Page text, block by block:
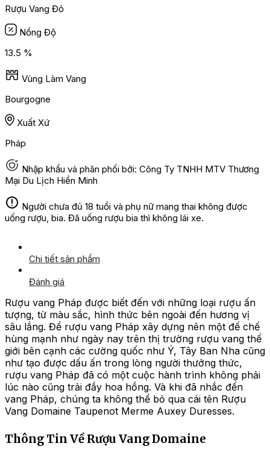
Rượu Vang Đỏ
Nồng Độ
13.5 %
Vùng Làm Vang
Bourgogne
Xuất Xứ
Pháp
Nhập khẩu và phân phối bởi: Công Ty TNHH MTV Thương
Mại Du Lịch Hiền Minh
Người chưa đủ 18 tuổi và phụ nữ mang thai không được
uống rượu, bia. Đã uống rượu bia thì không lái xe.
Chi tiết sản phẩm
Đánh giá
Rượu vang Pháp được biết đến với những loại rượu ấn
tượng, từ màu sắc, hình thức bên ngoài đến hương vị
sâu lắng. Để rượu vang Pháp xây dựng nên một đế chế
hùng mạnh như ngày nay trên thị trường rượu vang thế
giới bên cạnh các cường quốc như Ý, Tây Ban Nha cũng
như tạo được dấu ấn trong lòng người thưởng thức,
rượu vang Pháp đã có một cuộc hành trình không phải
lúc nào cũng trải đầy hoa hồng. Và khi đã nhắc đến
vang Pháp, chúng ta không thể bỏ qua cái tên Rượu
Vang Domaine Taupenot Merme Auxey Duresses.
Thông Tin Về Rượu Vang Domaine